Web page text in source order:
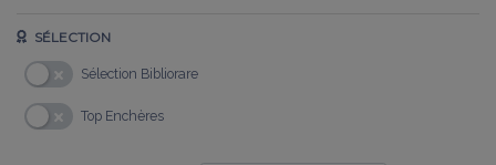
SÉLECTION
Sélection Bibliorare
Top Enchères